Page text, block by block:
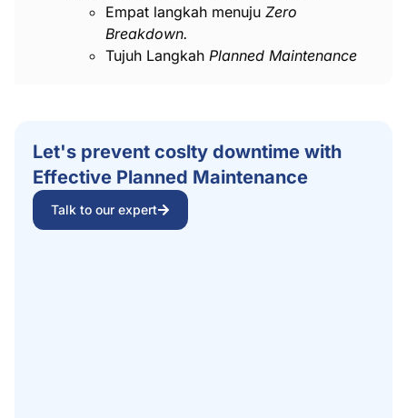
Empat langkah menuju Zero
Breakdown.
Tujuh Langkah Planned Maintenance
Let's prevent coslty downtime with
Effective Planned Maintenance
Talk to our expert